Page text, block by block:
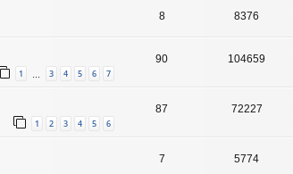
8 8376
1 … 3 4 5 6 7
90 104659
1 2 3 4 5 6
87 72227
7 5774